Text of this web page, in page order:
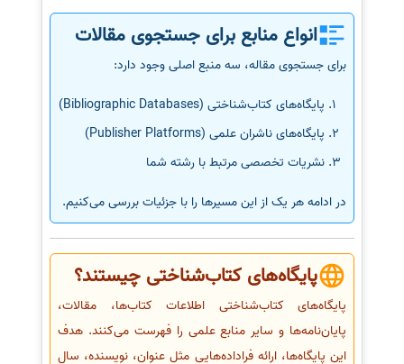
انواع منابع برای جستجوی مقالات
برای جستجوی مقاله، سه منبع اصلی وجود دارد:
پایگاه‌های کتاب‌شناختی (Bibliographic Databases)
پایگاه‌های ناشران علمی (Publisher Platforms)
نشریات تخصصی مرتبط با رشته شما
در ادامه هر یک از این مسیرها را با جزئیات بررسی می‌کنیم.
پایگاه‌های کتاب‌شناختی چیستند؟
پایگاه‌های کتاب‌شناختی اطلاعات کتاب‌ها، مقالات،
پایان‌نامه‌ها و سایر منابع علمی را فهرست می‌کنند. هدف
این پایگاه‌ها، ارائه فراداده‌هایی مثل عنوان، نویسنده، سال